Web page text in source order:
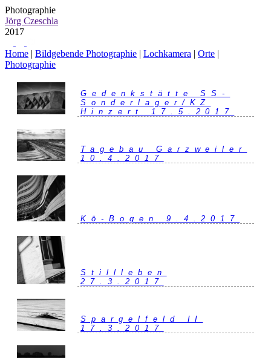
Photographie
Jörg Czeschla
2017
Home | Bildgebende Photographie | Lochkamera | Orte |
Photographie
Gedenkstätte SS-
Sonderlager/KZ
Hinzert
17.5.2017
Tagebau Garzweiler
10.4.2017
Kö-Bogen 9.4.2017
Stillleben
27.3.2017
Spargelfeld II
17.3.2017